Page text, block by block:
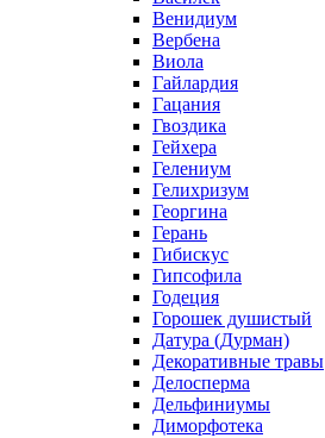
Венидиум
Вербена
Виола
Гайлардия
Гацания
Гвоздика
Гейхера
Гелениум
Гелихризум
Георгина
Герань
Гибискус
Гипсофила
Годеция
Горошек душистый
Датура (Дурман)
Декоративные травы
Делосперма
Дельфиниумы
Диморфотека